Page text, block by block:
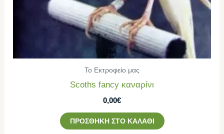
Το Εκτροφείο μας
Scoths fancy καναρίνι
0,00€
ΠΡΟΣΘΉΚΗ ΣΤΟ ΚΑΛΆΘΙ